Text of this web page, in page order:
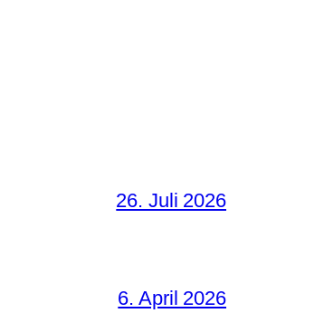
26. Juli 2026
6. April 2026